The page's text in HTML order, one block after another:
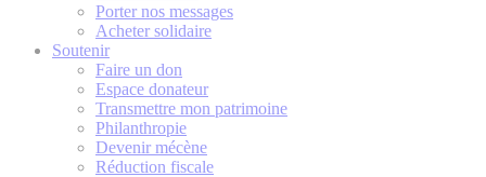
Porter nos messages
Acheter solidaire
Soutenir
Faire un don
Espace donateur
Transmettre mon patrimoine
Philanthropie
Devenir mécène
Réduction fiscale